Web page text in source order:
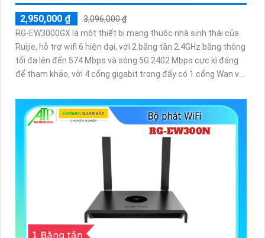
2,950,000 ₫
3,096,000 ₫
RG-EW3000GX là một thiết bị mạng thuộc nhà sinh thái của
Ruijie, hỗ trợ wifi 6 hiện đại, với 2 băng tần 2.4GHz băng thông
tối đa lên đến 574 Mbps và sóng 5G 2402 Mbps cực kì đáng
để tham khảo, với 4 cổng gigabit trong đấy có 1 cổng Wan và